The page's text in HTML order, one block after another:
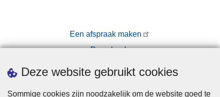
Deze website gebruikt cookies
Sommige cookies zijn noodzakelijk om de website goed te
Een afspraak maken
Downloads
Pers